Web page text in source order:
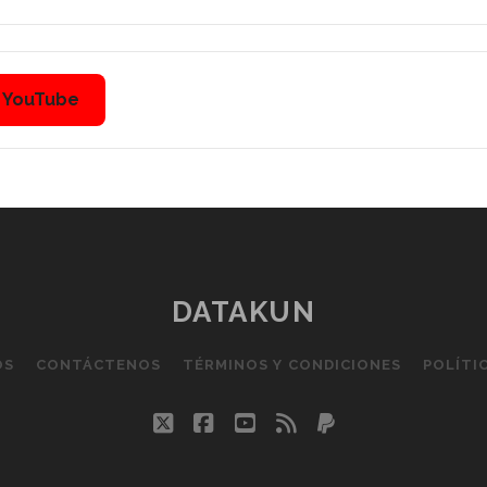
DATAKUN
CONTÁCTENOS TÉRMINOS Y CONDICIONES
twitterfacebook
youtube
rss paypal